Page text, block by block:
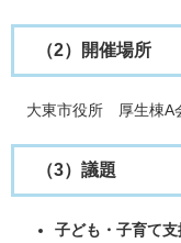
（2）開催場所
大東市役所 厚生棟A
（3）議題
子ども・子育て